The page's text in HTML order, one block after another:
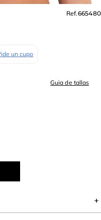
Ref.665480
Guia de tallas